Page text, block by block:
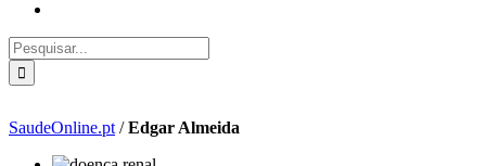
Pesquisar
SaudeOnline.pt /Edgar Almeida